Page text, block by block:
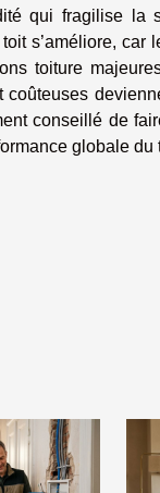
qui fragilise
s’améliore,
toiture
coûteuses
conseillé de
globale du